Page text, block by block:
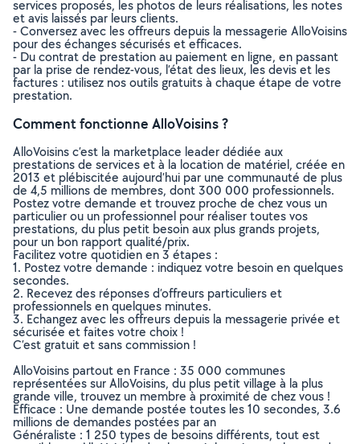
services proposés, les photos de leurs réalisations, les notes
et avis laissés par leurs clients.
- Conversez avec les offreurs depuis la messagerie AlloVoisins
pour des échanges sécurisés et efficaces.
- Du contrat de prestation au paiement en ligne, en passant
par la prise de rendez-vous, l’état des lieux, les devis et les
factures : utilisez nos outils gratuits à chaque étape de votre
prestation.
Comment fonctionne AlloVoisins ?
AlloVoisins c’est la marketplace leader dédiée aux
prestations de services et à la location de matériel, créée en
2013 et plébiscitée aujourd’hui par une communauté de plus
de 4,5 millions de membres, dont 300 000 professionnels.
Postez votre demande et trouvez proche de chez vous un
particulier ou un professionnel pour réaliser toutes vos
prestations, du plus petit besoin aux plus grands projets,
pour un bon rapport qualité/prix.
Facilitez votre quotidien en 3 étapes :
1. Postez votre demande : indiquez votre besoin en quelques
secondes.
2. Recevez des réponses d’offreurs particuliers et
professionnels en quelques minutes.
3. Echangez avec les offreurs depuis la messagerie privée et
sécurisée et faites votre choix !
C’est gratuit et sans commission !
AlloVoisins partout en France : 35 000 communes
représentées sur AlloVoisins, du plus petit village à la plus
grande ville, trouvez un membre à proximité de chez vous !
Efficace : Une demande postée toutes les 10 secondes, 3.6
millions de demandes postées par an
Généraliste : 1 250 types de besoins différents, tout est